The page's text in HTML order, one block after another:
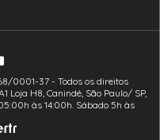
0001-37 - Todos os direitos
Loja H8, Canindé, São Paulo/ SP,
às 14:00h. Sábado 5h às